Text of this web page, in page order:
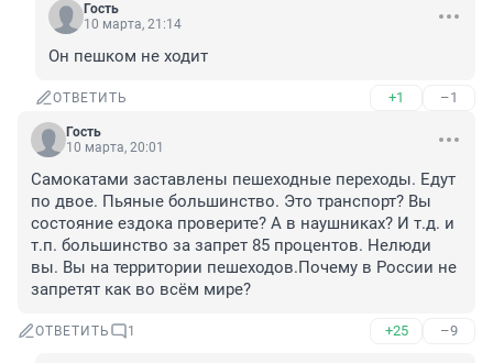
Гость
10 марта, 21:14
Он пешком не ходит
ОТВЕТИТЬ +1 –1
Гость
10 марта, 20:01
Самокатами заставлены пешеходные переходы. Едут
по двое. Пьяные большинство. Это транспорт? Вы
состояние ездока проверите? А в наушниках? И т.д. и
т.п. большинство за запрет 85 процентов. Нелюди
вы. Вы на территории пешеходов.Почему в России не
запретят как во всём мире?
ОТВЕТИТЬ 1 +25 –9